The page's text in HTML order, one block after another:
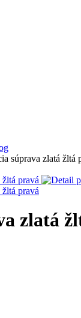
súprava zlatá žltá
zlatá